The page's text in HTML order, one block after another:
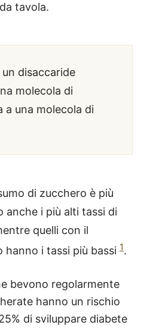
tavola.
disaccaride
molecola di
a una molecola di
di zucchero è più
anche i più alti tassi di
quelli con il
hanno i tassi più bassi 1.
bevono regolarmente
hanno un rischio
di sviluppare diabete